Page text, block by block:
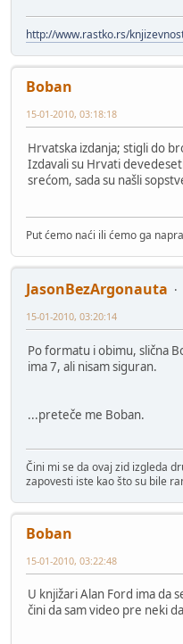
http://www.rastko.rs/
Boban
15-01-2010, 03:18:18
Hrvatska izdanja; stigli do
Izdavali su Hrvati
srećom, sada su našli
Put ćemo naći ili ćemo ga
JasonBezArgonauta
15-01-2010, 03:20:14
Po formatu i obimu, slična
ima 7, ali nisam siguran.
...preteče me Boban.
Čini mi se da ovaj zid izgleda
zapovesti iste kao što su bile
Boban
15-01-2010, 03:22:48
U knjižari Alan Ford ima da
čini da sam video pre neki